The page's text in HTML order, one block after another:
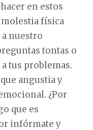
en estos
molestia física
nuestro
tontas o
tus problemas.
angustia y
¿Por
que es
infórmate y